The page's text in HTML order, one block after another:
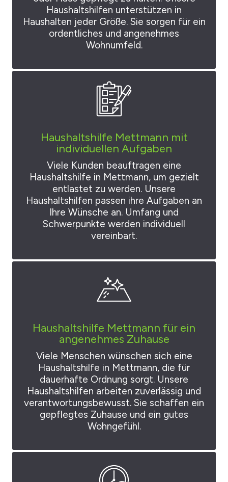
Haushaltshilfen unterstützen in
Haushalten jeder Größe. Sie sorgen für ein
ordentliches und angenehmes
Wohnumfeld.
Haushaltshilfe Mettmann mit
individuellen Aufgaben
Viele Kunden beauftragen eine
Haushaltshilfe in Mettmann, um gezielt
entlastet zu werden. Unsere
Haushaltshilfen passen ihre Aufgaben an
Ihre Wünsche an. Umfang und
Schwerpunkte werden individuell
vereinbart.
Haushaltshilfe Mettmann für ein
angenehmes Zuhause
Viele Menschen wünschen sich eine
Haushaltshilfe in Mettmann, die für
dauerhafte Ordnung sorgt. Unsere
Haushaltshilfen arbeiten zuverlässig und
verantwortungsbewusst. Sie schaffen ein
gepflegtes Zuhause und ein gutes
Wohngefühl.